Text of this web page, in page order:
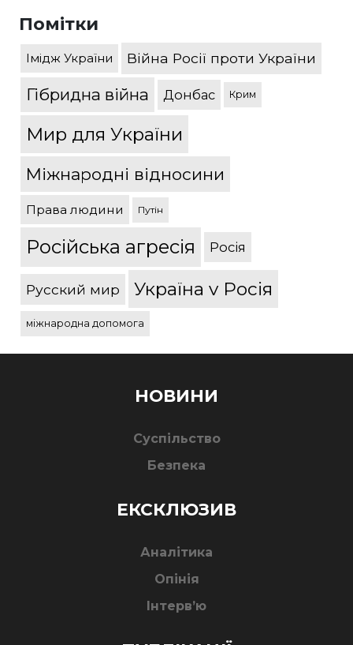
Помітки
Імідж України Війна Росії проти України
Гібридна війна Донбас Крим
Мир для України
Міжнародні відносини
Права людини Путін
Російська агресія Росія
Русский мир Україна v Росія
міжнародна допомога
НОВИНИ
Суспільство
Безпека
ЕКСКЛЮЗИВ
Аналітика
Опінія
Інтерв’ю